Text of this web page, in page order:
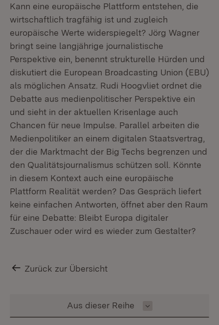
Kann eine europäische Plattform entstehen, die
wirtschaftlich tragfähig ist und zugleich
europäische Werte widerspiegelt? Jörg Wagner
bringt seine langjährige journalistische
Perspektive ein, benennt strukturelle Hürden und
diskutiert die European Broadcasting Union (EBU)
als möglichen Ansatz. Rudi Hoogvliet ordnet die
Debatte aus medienpolitischer Perspektive ein
und sieht in der aktuellen Krisenlage auch
Chancen für neue Impulse. Parallel arbeiten die
Medienpolitiker an einem digitalen Staatsvertrag,
der die Marktmacht der Big Techs begrenzen und
den Qualitätsjournalismus schützen soll. Könnte
in diesem Kontext auch eine europäische
Plattform Realität werden? Das Gespräch liefert
keine einfachen Antworten, öffnet aber den Raum
für eine Debatte: Bleibt Europa digitaler
Zuschauer oder wird es wieder zum Gestalter?
Zurück zur Übersicht
Inhalt auswählen
Aus dieser Reihe